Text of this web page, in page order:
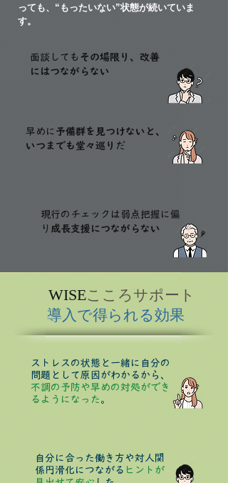
っても、“もったいない”状態が続いていま
す。
​面談しても その場限り、改善
にはつながらない
早めに 予備群を見つけないと、
いつまでも堂々巡り だ
現行のチェックは弱点把握に偏
り 成長支援につながらない
WISEこころサポート
導入で得られる効果
ストレスの状態と一緒に自分の
問題として原因がわかるから、
不調の予防や早めの対処ができ
るようになった 。
自分に合った働き方や対人関
係円滑化につながる ヒントが